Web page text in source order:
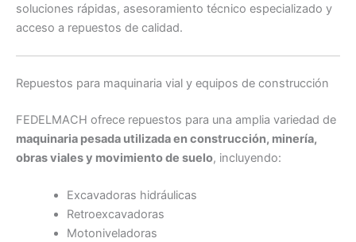
soluciones rápidas, asesoramiento técnico especializado y
acceso a repuestos de calidad.
Repuestos para maquinaria vial y equipos de construcción
FEDELMACH ofrece repuestos para una amplia variedad de
maquinaria pesada utilizada en construcción, minería,
obras viales y movimiento de suelo, incluyendo:
Excavadoras hidráulicas
Retroexcavadoras
Motoniveladoras